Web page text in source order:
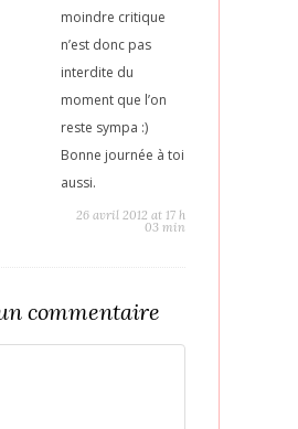
moindre critique
n’est donc pas
interdite du
moment que l’on
reste sympa :)
Bonne journée à toi
aussi.
26 avril 2012 at 17 h
03 min
commentaire